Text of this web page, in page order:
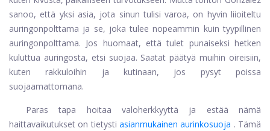
sanoo, että yksi asia, jota sinun tulisi varoa, on hyvin liioiteltu
auringonpolttama ja se, joka tulee nopeammin kuin tyypillinen
auringonpolttama. Jos huomaat, että tulet punaiseksi hetken
kuluttua auringosta, etsi suojaa. Saatat päätyä muihin oireisiin,
kuten rakkuloihin ja kutinaan, jos pysyt poissa
suojaamattomana.
Paras tapa hoitaa valoherkkyyttä ja estää nämä
haittavaikutukset on tietysti asianmukainen aurinkosuoja . Tämä